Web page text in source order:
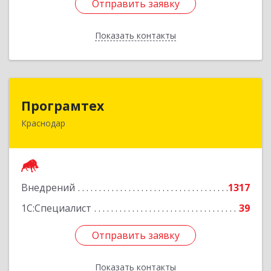
Отправить заявку
Показать контакты
Отправить заявку
Назад
Програмтех
Краснодар
Внедрений
1317
1С:Специалист
39
Отправить заявку
Показать контакты
350051, Краснодарский край, Краснодар г,
Отправить заявку
Назад